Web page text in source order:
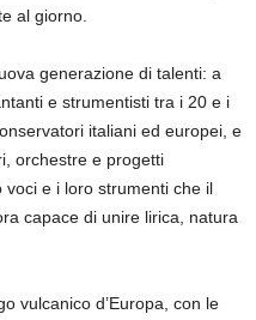
al giorno.
generazione di talenti: a
e strumentisti tra i 20 e i
italiani ed europei, e
orchestre e progetti
e i loro strumenti che il
capace di unire lirica, natura
vulcanico d’Europa, con le